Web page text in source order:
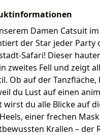
Damen Catsuit
der Star jeder Party
Safari! Dieser
zweites Fell und zeigt
Ob auf der
du Lust auf einen
wirst du alle Blicke auf
einer frechen
Krallen – der